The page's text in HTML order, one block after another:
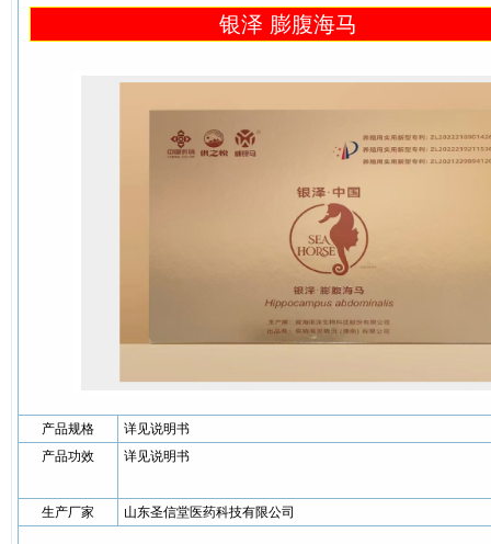
银泽 膨腹海马
产品规格
详见说明书
产品功效
详见说明书
生产厂家 山东圣信堂医药科技有限公司